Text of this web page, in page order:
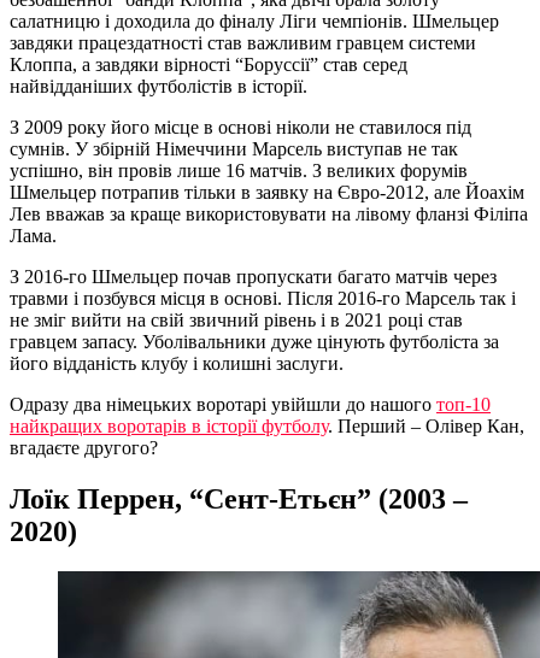
салатницю і доходила до фіналу Ліги чемпіонів. Шмельцер
завдяки працездатності став важливим гравцем системи
Клоппа, а завдяки вірності “Боруссії” став серед
найвідданіших футболістів в історії.
З 2009 року його місце в основі ніколи не ставилося під
сумнів. У збірній Німеччини Марсель виступав не так
успішно, він провів лише 16 матчів. З великих форумів
Шмельцер потрапив тільки в заявку на Євро-2012, але Йоахім
Лев вважав за краще використовувати на лівому фланзі Філіпа
Лама.
З 2016-го Шмельцер почав пропускати багато матчів через
травми і позбувся місця в основі. Після 2016-го Марсель так і
не зміг вийти на свій звичний рівень і в 2021 році став
гравцем запасу. Уболівальники дуже цінують футболіста за
його відданість клубу і колишні заслуги.
Одразу два німецьких воротарі увійшли до нашого топ-10
найкращих воротарів в історії футболу. Перший – Олівер Кан,
вгадаєте другого?
Лоїк Перрен, “Сент-Етьєн” (2003 –
2020)